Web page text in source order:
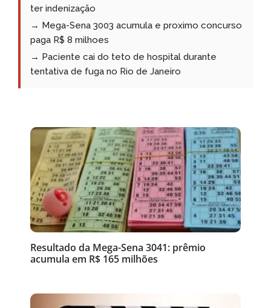
ter indenização
→ Mega-Sena 3003 acumula e proximo concurso
paga R$ 8 milhoes
→ Paciente cai do teto de hospital durante
tentativa de fuga no Rio de Janeiro
Resultado da Mega-Sena 3041: prêmio
acumula em R$ 165 milhões